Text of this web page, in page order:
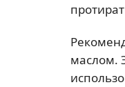
маслом.